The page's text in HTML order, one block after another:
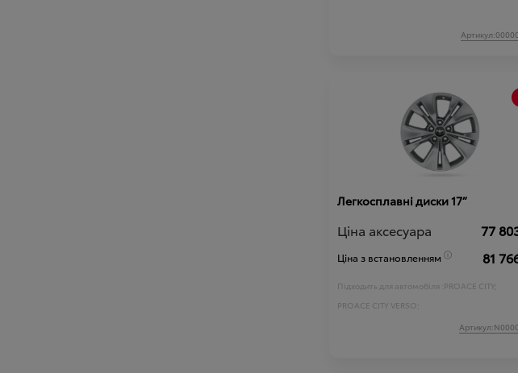
Легкосплавні диски 17”
Ціна аксесуара 77
Ціна з встановленням 81
Підходить для автомобіля :PROACE CITY;
PROACE CITY VERSO;